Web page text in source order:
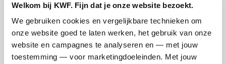
Welkom bij KWF. Fijn dat je onze website bezoekt.
We gebruiken cookies en vergelijkbare technieken om
onze website goed te laten werken, het gebruik van onze
website en campagnes te analyseren en — met jouw
toestemming — voor marketingdoeleinden. Met jouw
Start genezing tegen
kanker! Wil jij mij helpen?